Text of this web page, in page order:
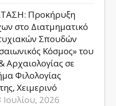
Προκήρυξη
στο Διατμηματικό
Σπουδών
Κόσμος» του
Αρχαιολογίας σε
Φιλολογίας
Χειμερινό
Ιουλίου, 2026